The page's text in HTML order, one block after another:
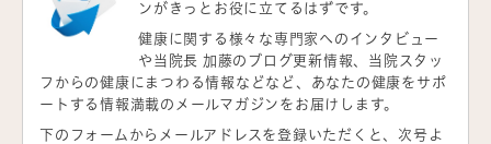
ンがきっとお役に立てるはずです。
健康に関する様々な専門家へのインタビュー
や当院長 加藤のブログ更新情報、当院スタッ
フからの健康にまつわる情報などなど、あなたの健康をサポ
ートする情報満載のメールマガジンをお届けします。
下のフォームからメールアドレスを登録いただくと、次号よ